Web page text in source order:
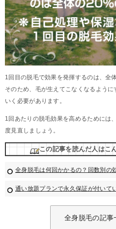
1回目の脱毛で効果を発揮するのは、全
そのため、毛が生えてこなくなるよう
いく必要があります。
1回あたりの脱毛効果を高めるためには
度見直しましょう。
この記事を読んだ人はこ
全身脱毛は何回かかるの？回数別の
通い放題プランで永久保証が付いて
全身脱毛の記事